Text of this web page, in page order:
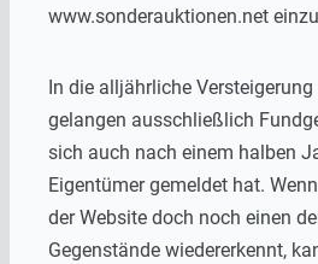
www.sonderauktionen.net
In die alljährliche
gelangen ausschließlich
sich auch nach einem halben
Eigentümer gemeldet hat.
der Website doch noch einen
Gegenstände wiedererkennt,